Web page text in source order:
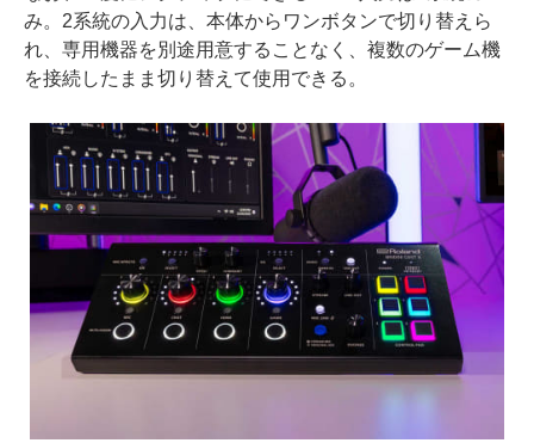
み。2系統の入力は、本体からワンボタンで切り替えら
れ、専用機器を別途用意することなく、複数のゲーム機
を接続したまま切り替えて使用できる。